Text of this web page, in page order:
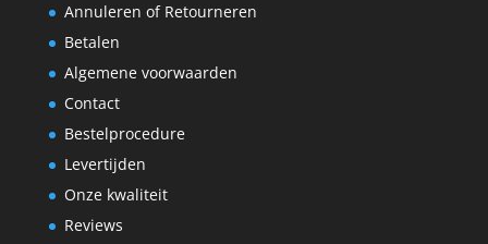
Annuleren of Retourneren
Betalen
Algemene voorwaarden
Contact
Bestelprocedure
Levertijden
Onze kwaliteit
Reviews